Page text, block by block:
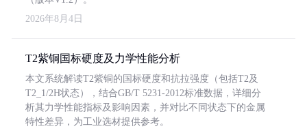
2026年8月4日
T2紫铜国标硬度及力学性能分析
本文系统解读T2紫铜的国标硬度和抗拉强度（包括T2及
T2_1/2H状态），结合GB/T 5231-2012标准数据，详细分
析其力学性能指标及影响因素，并对比不同状态下的金属
特性差异，为工业选材提供参考。